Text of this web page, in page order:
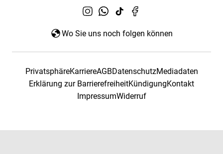
Wo Sie uns noch folgen können
PrivatsphäreKarriereAGBDatenschutzMediadaten
Erklärung zur BarrierefreiheitKündigungKontakt
ImpressumWiderruf